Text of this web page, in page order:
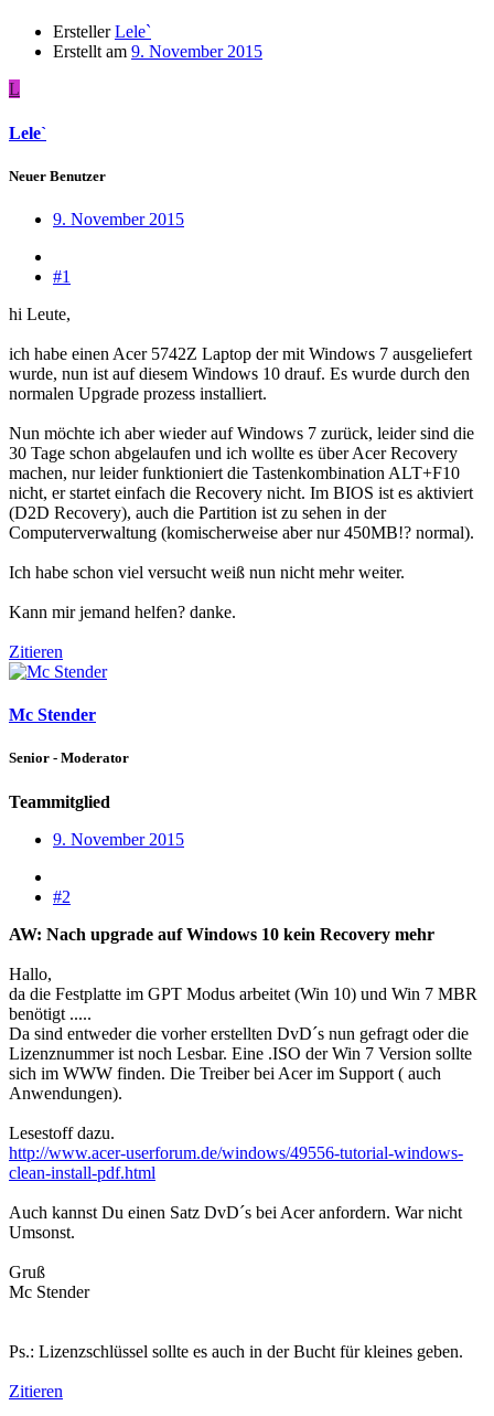
Ersteller Lele`
Erstellt am 9. November 2015
L
Lele`
Neuer Benutzer
9. November 2015
#1
hi Leute,
ich habe einen Acer 5742Z Laptop der mit Windows 7 ausgeliefert
wurde, nun ist auf diesem Windows 10 drauf. Es wurde durch den
normalen Upgrade prozess installiert.
Nun möchte ich aber wieder auf Windows 7 zurück, leider sind die
30 Tage schon abgelaufen und ich wollte es über Acer Recovery
machen, nur leider funktioniert die Tastenkombination ALT+F10
nicht, er startet einfach die Recovery nicht. Im BIOS ist es aktiviert
(D2D Recovery), auch die Partition ist zu sehen in der
Computerverwaltung (komischerweise aber nur 450MB!? normal).
Ich habe schon viel versucht weiß nun nicht mehr weiter.
Kann mir jemand helfen? danke.
Zitieren
Mc Stender
Senior - Moderator
Teammitglied
9. November 2015
#2
AW: Nach upgrade auf Windows 10 kein Recovery mehr
Hallo,
da die Festplatte im GPT Modus arbeitet (Win 10) und Win 7 MBR
benötigt .....
Da sind entweder die vorher erstellten DvD´s nun gefragt oder die
Lizenznummer ist noch Lesbar. Eine .ISO der Win 7 Version sollte
sich im WWW finden. Die Treiber bei Acer im Support ( auch
Anwendungen).
Lesestoff dazu.
http://www.acer-userforum.de/windows/49556-tutorial-windows-
clean-install-pdf.html
Auch kannst Du einen Satz DvD´s bei Acer anfordern. War nicht
Umsonst.
Gruß
Mc Stender
Ps.: Lizenzschlüssel sollte es auch in der Bucht für kleines geben.
Zitieren